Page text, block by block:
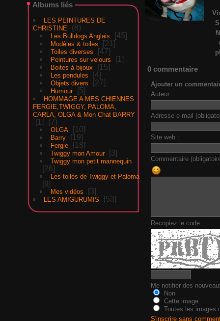
Albums liés
LES PEINTURES DE
CHRISTINE
8
Les Bulldogs Anglais 45
Modèles & toiles 21
Toiles diverses 47
Peintures sur velours 1
Boites à bijoux 15
Les pendules 4
Objets divers 27
Humour 5
HOMMAGE A MES CHIENNES
FERGIE,TWIGGY, PALOMA,
CARLA, OLGA & Mon Chat BARRY
1 7
OLGA 10
Barry 19
Fergie 18
Twiggy mon Amour 3
Twiggy mon petit mannequin
26
Les toiles de Twiggy et Paloma
9
Mes vidéos 3
LES AMIGURUMIS 53
0 commentaire
Ajouter un
Auteur :
Adresse e-mail
Site web :
Commentaire
Recopiez le code :
Me notifier des
Non
Cette image
Toutes les images
S'inscrire sans